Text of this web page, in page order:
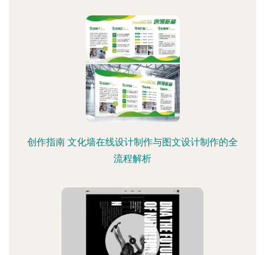
创作指南 文化墙在线设计制作与图文设计制作的全
流程解析